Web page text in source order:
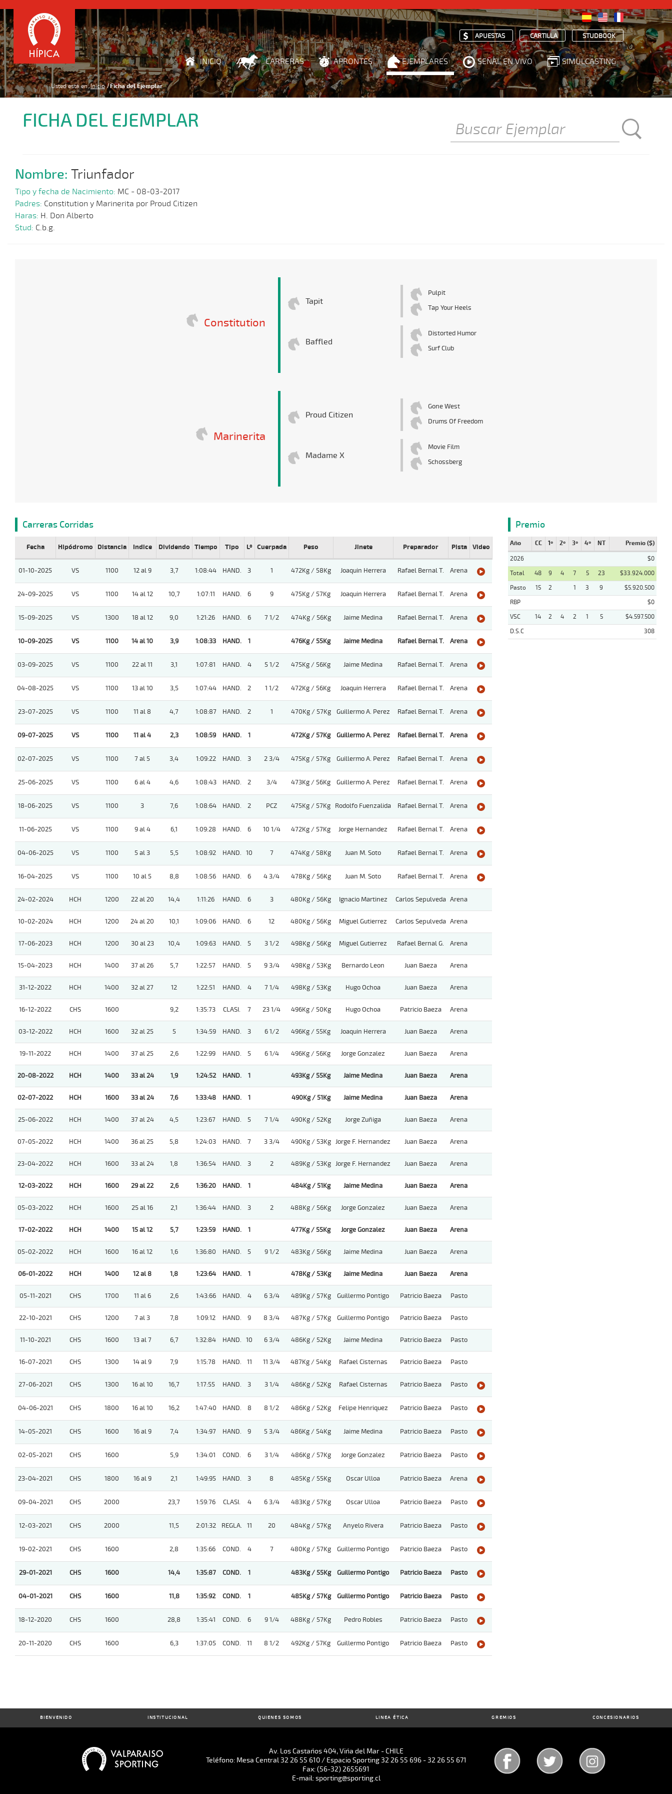
APUESTAS CARTILLA STUDBOOK
INICIO CARRERAS APRONTES EJEMPLARES SEÑAL EN VIVO SIMULCASTING
Usted está en: Inicio Ficha del Ejemplar
FICHA DEL EJEMPLAR
Nombre: Triunfador
Tipo y fecha de Nacimiento: MC - 08-03-2017
Padres: Constitution y Marinerita por Proud Citizen
Haras: H. Don Alberto
Stud: C.b.g.
Constitution
Tapit
Pulpit
Tap Your Heels
Baffled
Distorted Humor
Surf Club
Marinerita
Proud Citizen
Gone West
Drums Of Freedom
Madame X
Movie Film
Schossberg
Carreras Corridas
Fecha Hipódromo Distancia Indice Dividendo Tiempo Tipo Lº Cuerpada Peso Jinete Preparador Pista Video
01-10-2025 VS 1100 12 al 9 3,7 1:08:44 HAND. 3 1 472Kg / 58Kg Joaquin Herrera Rafael Bernal T. Arena
24-09-2025 VS 1100 14 al 12 10,7 1:07:11 HAND. 6 9 475Kg / 57Kg Joaquin Herrera Rafael Bernal T. Arena
15-09-2025 VS 1300 18 al 12 9,0 1:21:26 HAND. 6 7 1/2 474Kg / 56Kg Jaime Medina Rafael Bernal T. Arena
10-09-2025 VS 1100 14 al 10 3,9 1:08:33 HAND. 1 476Kg / 55Kg Jaime Medina Rafael Bernal T. Arena
03-09-2025 VS 1100 22 al 11 3,1 1:07:81 HAND. 4 5 1/2 475Kg / 56Kg Jaime Medina Rafael Bernal T. Arena
04-08-2025 VS 1100 13 al 10 3,5 1:07:44 HAND. 2 1 1/2 472Kg / 56Kg Joaquin Herrera Rafael Bernal T. Arena
23-07-2025 VS 1100 11 al 8 4,7 1:08:87 HAND. 2 1 470Kg / 57Kg Guillermo A. Perez Rafael Bernal T. Arena
09-07-2025 VS 1100 11 al 4 2,3 1:08:59 HAND. 1 472Kg / 57Kg Guillermo A. Perez Rafael Bernal T. Arena
02-07-2025 VS 1100 7 al 5 3,4 1:09:22 HAND. 3 2 3/4 475Kg / 57Kg Guillermo A. Perez Rafael Bernal T. Arena
25-06-2025 VS 1100 6 al 4 4,6 1:08:43 HAND. 2 3/4 473Kg / 56Kg Guillermo A. Perez Rafael Bernal T. Arena
18-06-2025 VS 1100 3 7,6 1:08:64 HAND. 2 PCZ 475Kg / 57Kg Rodolfo Fuenzalida Rafael Bernal T. Arena
11-06-2025 VS 1100 9 al 4 6,1 1:09:28 HAND. 6 10 1/4 472Kg / 57Kg Jorge Hernandez Rafael Bernal T. Arena
04-06-2025 VS 1100 5 al 3 5,5 1:08:92 HAND. 10 7 474Kg / 58Kg Juan M. Soto Rafael Bernal T. Arena
16-04-2025 VS 1100 10 al 5 8,8 1:08:56 HAND. 6 4 3/4 478Kg / 56Kg Juan M. Soto Rafael Bernal T. Arena
24-02-2024 HCH 1200 22 al 20 14,4 1:11:26 HAND. 6 3 480Kg / 56Kg Ignacio Martinez Carlos Sepulveda Arena
10-02-2024 HCH 1200 24 al 20 10,1 1:09:06 HAND. 6 12 480Kg / 56Kg Miguel Gutierrez Carlos Sepulveda Arena
17-06-2023 HCH 1200 30 al 23 10,4 1:09:63 HAND. 5 3 1/2 498Kg / 56Kg Miguel Gutierrez Rafael Bernal G. Arena
15-04-2023 HCH 1400 37 al 26 5,7 1:22:57 HAND. 5 9 3/4 498Kg / 53Kg Bernardo Leon Juan Baeza Arena
31-12-2022 HCH 1400 32 al 27 12 1:22:51 HAND. 4 7 1/4 498Kg / 53Kg Hugo Ochoa Juan Baeza Arena
16-12-2022 CHS 1600 9,2 1:35:73 CLASI. 7 23 1/4 496Kg / 50Kg Hugo Ochoa Patricio Baeza Arena
03-12-2022 HCH 1600 32 al 25 5 1:34:59 HAND. 3 6 1/2 496Kg / 55Kg Joaquin Herrera Juan Baeza Arena
19-11-2022 HCH 1400 37 al 25 2,6 1:22:99 HAND. 5 6 1/4 496Kg / 56Kg Jorge Gonzalez Juan Baeza Arena
20-08-2022 HCH 1400 33 al 24 1,9 1:24:52 HAND. 1 493Kg / 55Kg Jaime Medina Juan Baeza Arena
02-07-2022 HCH 1600 33 al 24 7,6 1:33:48 HAND. 1 490Kg / 51Kg Jaime Medina Juan Baeza Arena
25-06-2022 HCH 1400 37 al 24 4,5 1:23:67 HAND. 5 7 1/4 490Kg / 52Kg Jorge Zuñiga Juan Baeza Arena
07-05-2022 HCH 1400 36 al 25 5,8 1:24:03 HAND. 7 3 3/4 490Kg / 53Kg Jorge F. Hernandez Juan Baeza Arena
23-04-2022 HCH 1600 33 al 24 1,8 1:36:54 HAND. 3 2 489Kg / 53Kg Jorge F. Hernandez Juan Baeza Arena
12-03-2022 HCH 1600 29 al 22 2,6 1:36:20 HAND. 1 484Kg / 51Kg Jaime Medina Juan Baeza Arena
05-03-2022 HCH 1600 25 al 16 2,1 1:36:44 HAND. 3 2 488Kg / 56Kg Jorge Gonzalez Juan Baeza Arena
17-02-2022 HCH 1400 15 al 12 5,7 1:23:59 HAND. 1 477Kg / 55Kg Jorge Gonzalez Juan Baeza Arena
05-02-2022 HCH 1600 16 al 12 1,6 1:36:80 HAND. 5 9 1/2 483Kg / 56Kg Jaime Medina Juan Baeza Arena
06-01-2022 HCH 1400 12 al 8 1,8 1:23:64 HAND. 1 478Kg / 53Kg Jaime Medina Juan Baeza Arena
05-11-2021 CHS 1700 11 al 6 2,6 1:43:66 HAND. 4 6 3/4 489Kg / 57Kg Guillermo Pontigo Patricio Baeza Pasto
22-10-2021 CHS 1200 7 al 3 7,8 1:09:12 HAND. 9 8 3/4 487Kg / 57Kg Guillermo Pontigo Patricio Baeza Pasto
11-10-2021 CHS 1600 13 al 7 6,7 1:32:84 HAND. 10 6 3/4 486Kg / 52Kg Jaime Medina Patricio Baeza Pasto
16-07-2021 CHS 1300 14 al 9 7,9 1:15:78 HAND. 11 11 3/4 487Kg / 54Kg Rafael Cisternas Patricio Baeza Pasto
27-06-2021 CHS 1300 16 al 10 16,7 1:17:55 HAND. 3 3 1/4 486Kg / 52Kg Rafael Cisternas Patricio Baeza Pasto
04-06-2021 CHS 1800 16 al 10 16,2 1:47:40 HAND. 8 8 1/2 486Kg / 52Kg Felipe Henriquez Patricio Baeza Pasto
14-05-2021 CHS 1600 16 al 9 7,4 1:34:97 HAND. 9 5 3/4 486Kg / 54Kg Jaime Medina Patricio Baeza Pasto
02-05-2021 CHS 1600 5,9 1:34:01 COND. 6 3 1/4 486Kg / 57Kg Jorge Gonzalez Patricio Baeza Pasto
23-04-2021 CHS 1800 16 al 9 2,1 1:49:95 HAND. 3 8 485Kg / 55Kg Oscar Ulloa Patricio Baeza Arena
09-04-2021 CHS 2000 23,7 1:59:76 CLASI. 4 6 3/4 483Kg / 57Kg Oscar Ulloa Patricio Baeza Pasto
12-03-2021 CHS 2000 11,5 2:01:32 REGLA. 11 20 484Kg / 57Kg Anyelo Rivera Patricio Baeza Pasto
19-02-2021 CHS 1600 2,8 1:35:66 COND. 4 7 480Kg / 57Kg Guillermo Pontigo Patricio Baeza Pasto
29-01-2021 CHS 1600 14,4 1:35:87 COND. 1 483Kg / 55Kg Guillermo Pontigo Patricio Baeza Pasto
04-01-2021 CHS 1600 11,8 1:35:92 COND. 1 485Kg / 57Kg Guillermo Pontigo Patricio Baeza Pasto
18-12-2020 CHS 1600 28,8 1:35:41 COND. 6 9 1/4 488Kg / 57Kg Pedro Robles Patricio Baeza Pasto
20-11-2020 CHS 1600 6,3 1:37:05 COND. 11 8 1/2 492Kg / 57Kg Guillermo Pontigo Patricio Baeza Pasto
Premio
Año CC 1º 2º 3º 4º NT Premio ($)
2026
$0
Total
48 9 4 7 5 23
$33.924.000
Pasto
15 2 1 3 9
$5.920.500
RBP
$0
VSC
14 2 4 2 1 5
$4.597.500
D.S.C
308
BIENVENIDO INSTITUCIONAL QUIENES SOMOS LINEA ÉTICA GREMIOS CONCESIONARIOS
Av. Los Castaños 404, Viña del Mar - CHILE
Teléfono: Mesa Central 32 26 55 610 / Espacio Sporting 32 26 55 696 - 32 26 55 671
Fax: (56-32) 2655691
E-mail: sporting@sporting.cl